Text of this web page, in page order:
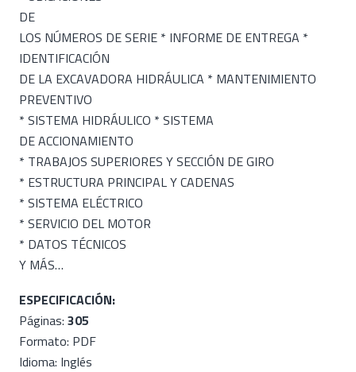
DE
LOS NÚMEROS DE SERIE * INFORME DE ENTREGA *
IDENTIFICACIÓN
DE LA EXCAVADORA HIDRÁULICA * MANTENIMIENTO
PREVENTIVO
* SISTEMA HIDRÁULICO * SISTEMA
DE ACCIONAMIENTO
* TRABAJOS SUPERIORES Y SECCIÓN DE GIRO
* ESTRUCTURA PRINCIPAL Y CADENAS
* SISTEMA ELÉCTRICO
* SERVICIO DEL MOTOR
* DATOS TÉCNICOS
Y MÁS…
ESPECIFICACIÓN:
Páginas: 305
Formato: PDF
Idioma: Inglés